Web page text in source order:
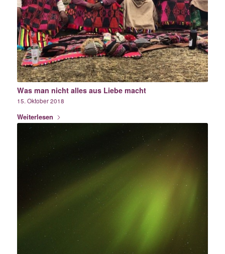
Was man nicht alles aus Liebe macht
15. Oktober 2018
Weiterlesen